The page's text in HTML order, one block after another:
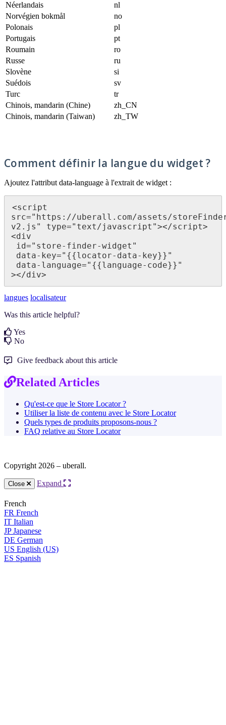
Néerlandais
nl
Norvégien bokmål
no
Polonais
pl
Portugais
pt
Roumain
ro
Russe
ru
Slovène
si
Suédois
sv
Turc
tr
Chinois, mandarin (Chine)
zh_CN
Chinois, mandarin (Taiwan)
zh_TW
Comment définir la langue du widget ?
Ajoutez l'attribut data-language à l'extrait de widget :
<script
src="https://uberall.com/assets/
v2.js" type="text/javascript"></script>
<div
></div>
langues localisateur
Was this article helpful?
Yes
No
Give feedback about this article
Related Articles
Qu'est-ce que le Store Locator ?
Utiliser la liste de contenu avec le Store Locator
Quels types de produits proposons-nous ?
FAQ relative au Store Locator
Copyright 2026 – uberall.
Close Expand
French
FR French
IT Italian
JP Japanese
DE German
US English (US)
ES Spanish